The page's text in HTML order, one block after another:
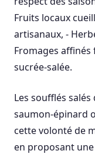
Fruits locaux
artisanaux, -
Fromages
sucrée-salée.
Les soufflés salés
saumon-épinard
cette volonté de
en proposant